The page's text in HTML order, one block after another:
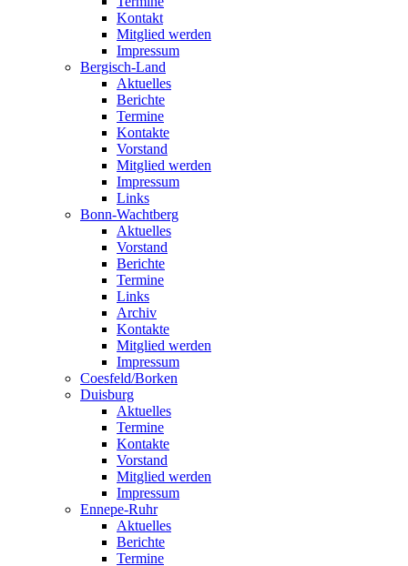
Kontakt
Mitglied werden
Impressum
Bergisch-Land
Aktuelles
Berichte
Termine
Kontakte
Vorstand
Mitglied werden
Impressum
Links
Bonn-Wachtberg
Aktuelles
Vorstand
Berichte
Termine
Links
Archiv
Kontakte
Mitglied werden
Impressum
Coesfeld/Borken
Duisburg
Aktuelles
Termine
Kontakte
Vorstand
Mitglied werden
Impressum
Ennepe-Ruhr
Aktuelles
Berichte
Termine